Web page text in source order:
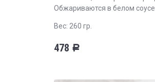
Обжариваются в белом соусе
Вес: 260 гр.
478 Р